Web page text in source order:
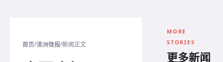
首页/澳洲微报/新闻正文
MORE
STORIES
更多新闻